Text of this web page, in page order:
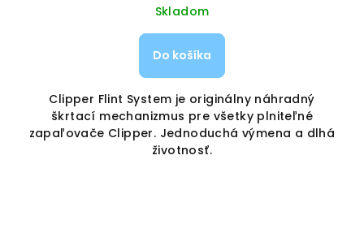
Skladom
Do košíka
Clipper Flint System je originálny náhradný
škrtací mechanizmus pre všetky plniteľné
zapaľovače Clipper. Jednoduchá výmena a dlhá
životnosť.